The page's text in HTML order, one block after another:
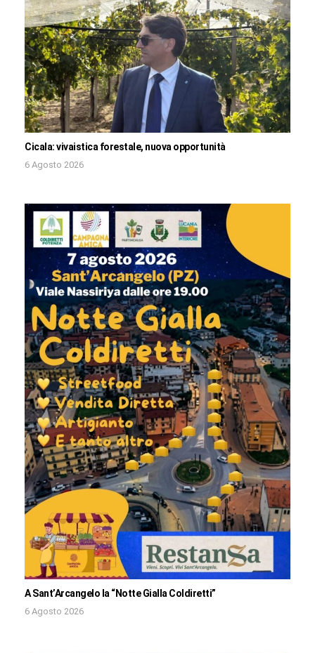
Cicala: vivaistica forestale, nuova opportunità
6 Agosto 2026
A Sant’Arcangelo la “Notte Gialla Coldiretti”
6 Agosto 2026